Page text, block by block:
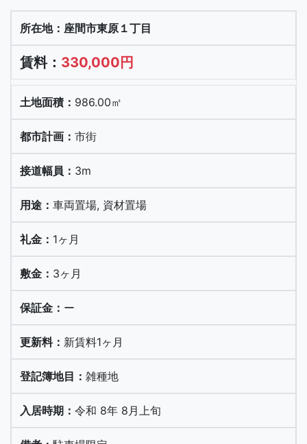
座間市東原１丁目
330,000円
986.00㎡
市街
3m
車両置場, 資材置場
1ヶ月
3ヶ月
ー
新賃料1ヶ月
雑種地
令和 8年 8月上旬